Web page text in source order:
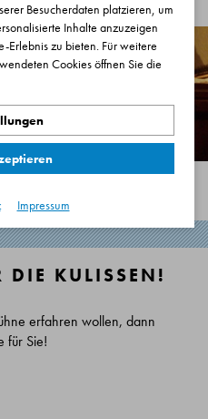
DIE KULISSEN!
erfahren wollen, dann
für Sie!
Besucherdaten platzieren, um
Inhalte anzuzeigen
Erlebnis zu bieten. Für weitere
Cookies öffnen Sie die
Impressum